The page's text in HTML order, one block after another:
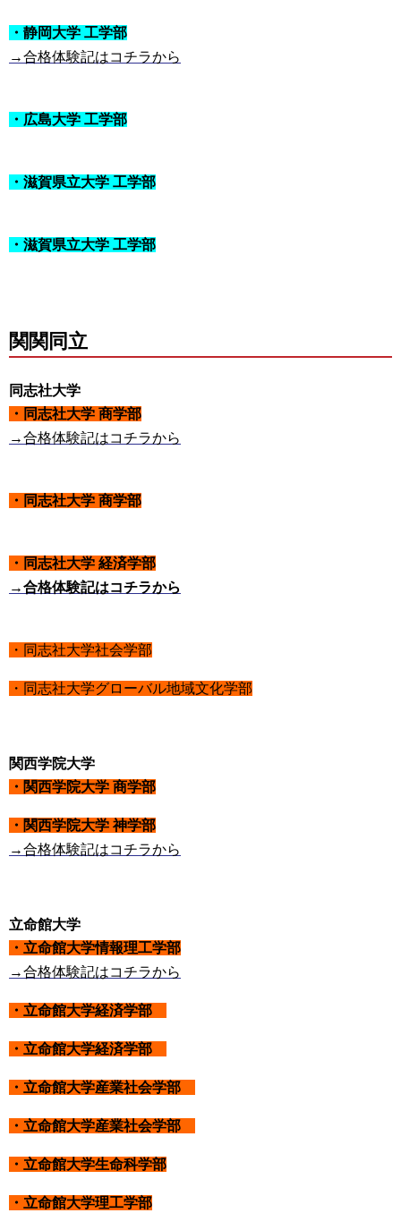
・静岡大学 工学部
→合格体験記はコチラから
・広島大学 工学部
・滋賀県立大学 工学部
・滋賀県立大学 工学部
関関同立
同志社大学
・同志社大学 商学部
→合格体験記はコチラから
・同志社大学 商学部
・同志社大学 経済学部
→合格体験記はコチラから
・同志社大学社会学部
・同志社大学グローバル地域文化学部
関西学院大学
・関西学院大学 商学部
・関西学院大学 神学部
→合格体験記はコチラから
立命館大学
・立命館大学情報理工学部
→合格体験記はコチラから
・立命館大学経済学部
・立命館大学経済学部
・立命館大学産業社会学部
・立命館大学産業社会学部
・立命館大学生命科学部
・立命館大学理工学部